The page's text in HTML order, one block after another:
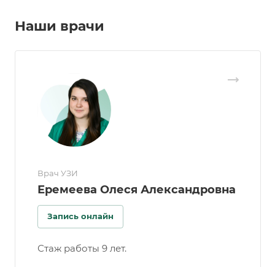
Наши врачи
Врач УЗИ
Еремеева Олеся Александровна
Запись онлайн
Стаж работы 9 лет.